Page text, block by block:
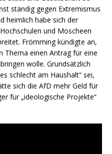
ständig gegen Extremismus
heimlich habe sich der
und Moscheen
Frömming kündigte an,
Thema einen Antrag für eine
wolle. Grundsätzlich
schlecht am Haushalt“ sei,
sich die AfD mehr Geld für
für „ideologische Projekte“